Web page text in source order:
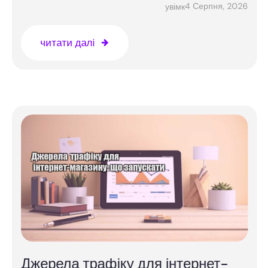
увімк4 Серпня, 2026
читати далі
Джерела трафіку для інтернет-